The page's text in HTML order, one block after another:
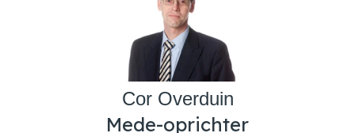
Cor Overduin
Mede-oprichter